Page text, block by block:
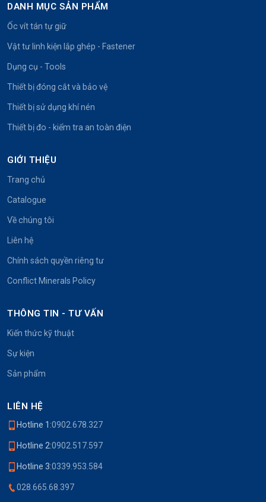
DANH MỤC SẢN PHẨM
Ốc vít tán tự giữ
Vật tư linh kiện lắp ghép - Fastener
Dụng cụ - Tools
Thiết bị đóng cắt và bảo vệ
Thiết bị sử dụng khí nén
Thiết bị đo - kiểm tra an toàn điện
GIỚI THIỆU
Trang chủ
Catalogue
Về chúng tôi
Liên hệ
Chính sách quyền riêng tư
Conflict Minerals Policy
THÔNG TIN - TƯ VẤN
Kiến thức kỹ thuật
Sự kiện
Sản phẩm
LIÊN HỆ
Hotline 1:0902.678.327
Hotline 2:0902.517.597
Hotline 3:0339.953.584
028.665.68.397